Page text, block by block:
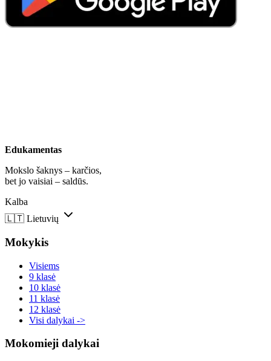
Edukamentas
Mokslo šaknys – karčios,
bet jo vaisiai – saldūs.
Kalba
🇱🇹 Lietuvių
Mokykis
Visiems
9 klasė
10 klasė
11 klasė
12 klasė
Visi dalykai ->
Mokomieji dalykai